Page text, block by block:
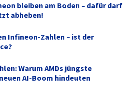
bleiben am Boden – dafür darf
abheben!
Infineon-Zahlen – ist der
Warum AMDs jüngste
AI-Boom hindeuten